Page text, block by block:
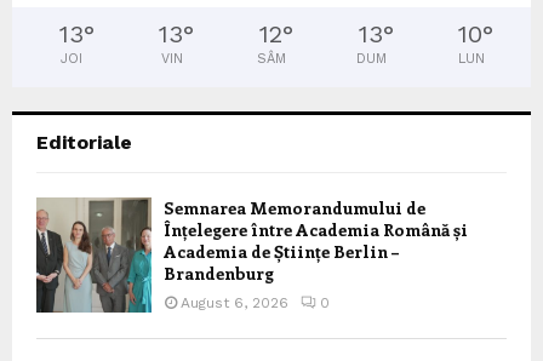
13°
JOI
13°
VIN
12°
SÂM
13°
DUM
10°
LUN
Editoriale
Semnarea Memorandumului de
Înțelegere între Academia Română și
Academia de Științe Berlin –
Brandenburg
August 6, 2026 0